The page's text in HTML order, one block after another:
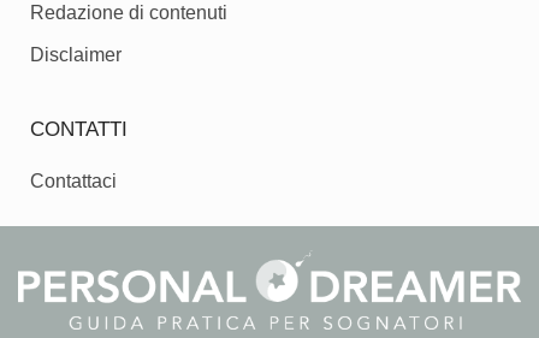
Redazione di contenuti
Disclaimer
CONTATTI
Contattaci